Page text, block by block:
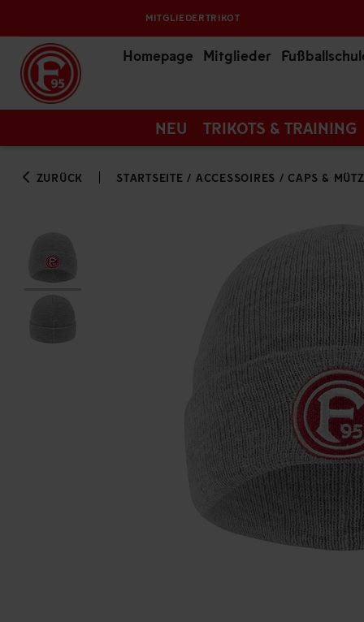
MITGLIEDERTRIKOT
Homepage Mitglieder
NEU TRIKOTS & TRAINING
ZURÜCK STARTSEITE / ACCESSOIRES / CAPS &